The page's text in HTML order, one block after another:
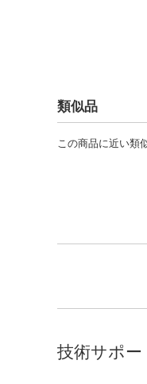
類似品
この商品に近い類
技術サポー